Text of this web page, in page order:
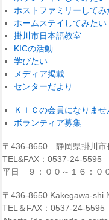
ホストファミリーしてみ
ホームステイしてみたい
掛川市日本語教室
KICの活動
学びたい
メディア掲載
センターだより
ＫＩＣの会員になりませ
ボランティア募集
〒436-8650 静岡県掛川
TEL&FAX：0537-24-5595
平日 ９：００～１６：
〒436-8650 Kakegawa-
TEL＆FAX：0537-24-5595